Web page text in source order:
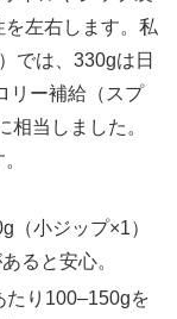
左右します。私
では、330gは日
リー補給（スプ
当しました。
（小ジップ×1）
ると安心。
たり100–150gを